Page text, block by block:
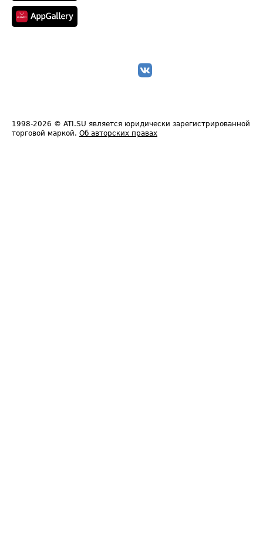
1998-2026 © ATI.SU является юридически зарегистрированной
торговой маркой. Об авторских правах